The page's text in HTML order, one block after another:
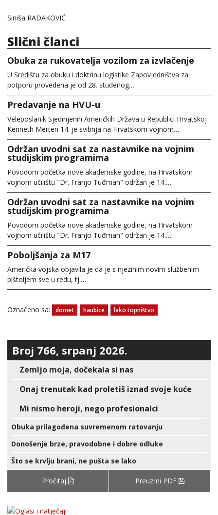
Siniša RADAKOVIĆ
Slični članci
Obuka za rukovatelja vozilom za izvlačenje
U Središtu za obuku i doktrinu logistike Zapovjedništva za
potporu provedena je od 28. studenog…
Predavanje na HVU-u
Veleposlanik Sjedinjenih Američkih Država u Republici Hrvatskoj
Kenneth Merten 14. je svibnja na Hrvatskom vojnom…
Održan uvodni sat za nastavnike na vojnim
studijskim programima
Povodom početka nove akademske godine, na Hrvatskom
vojnom učilištu "Dr. Franjo Tuđman" održan je 14.…
Održan uvodni sat za nastavnike na vojnim
studijskim programima
Povodom početka nove akademske godine, na Hrvatskom
vojnom učilištu "Dr. Franjo Tuđman" održan je 14.…
Poboljšanja za M17
Američka vojska objavila je da je s njezinim novim službenim
pištoljem sve u redu, tj.…
Označeno sa: domet haubice lako topništvo
Broj 766, srpanj 2026.
Zemljo moja, dočekala si nas
Onaj trenutak kad proletiš iznad svoje kuće
Mi nismo heroji, nego profesionalci
Obuka prilagođena suvremenom ratovanju
Donošenje brze, pravodobne i dobre odluke
Što se krvlju brani, ne pušta se lako
Pročitaj Preuzmi PDF